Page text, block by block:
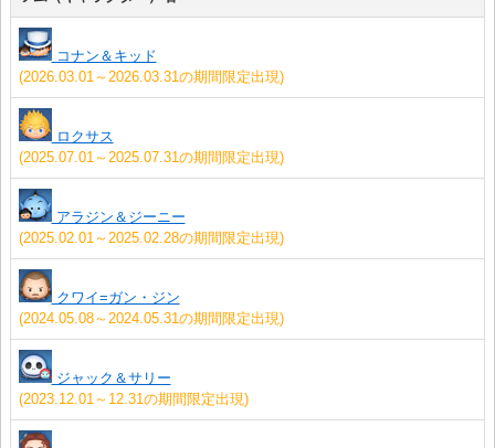
コナン＆キッド
(2026.03.01～2026.03.31の期間限定出現)
ロクサス
(2025.07.01～2025.07.31の期間限定出現)
アラジン＆ジーニー
(2025.02.01～2025.02.28の期間限定出現)
クワイ=ガン・ジン
(2024.05.08～2024.05.31の期間限定出現)
ジャック＆サリー
(2023.12.01～12.31の期間限定出現)